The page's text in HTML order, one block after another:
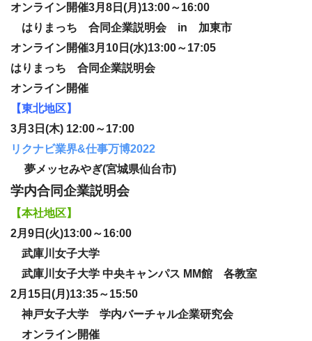
オンライン開催3月8日(月)13:00～16:00
はりまっち 合同企業説明会 in 加東市
オンライン開催3月10日(水)13:00～17:05
はりまっち 合同企業説明会
オンライン開催
【東北地区】
3月3日(木) 12:00～17:00
リクナビ業界&仕事万博2022
夢メッセみやぎ(宮城県仙台市)
学内合同企業説明会
【本社地区】
2月9日(火)13:00～16:00
武庫川女子大学
武庫川女子大学 中央キャンパス MM館 各教室
2月15日(月)13:35～15:50
神戸女子大学 学内バーチャル企業研究会
オンライン開催